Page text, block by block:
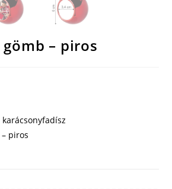
– piros
piros